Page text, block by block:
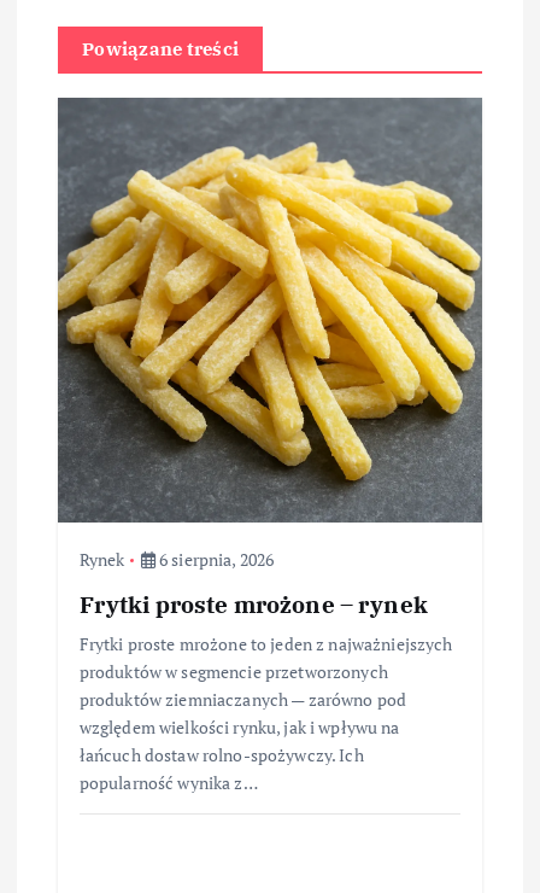
Powiązane treści
Rynek 6 sierpnia, 2026
Frytki proste mrożone – rynek
Frytki proste mrożone to jeden z najważniejszych
produktów w segmencie przetworzonych
produktów ziemniaczanych — zarówno pod
względem wielkości rynku, jak i wpływu na
łańcuch dostaw rolno-spożywczy. Ich
popularność wynika z…